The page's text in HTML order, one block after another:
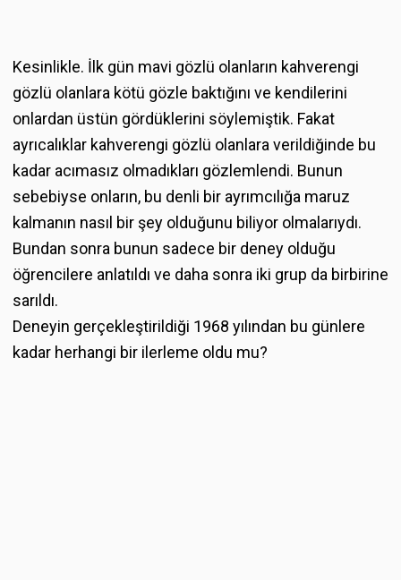
Kesinlikle. İlk gün mavi gözlü olanların kahverengi
gözlü olanlara kötü gözle baktığını ve kendilerini
onlardan üstün gördüklerini söylemiştik. Fakat
ayrıcalıklar kahverengi gözlü olanlara verildiğinde bu
kadar acımasız olmadıkları gözlemlendi. Bunun
sebebiyse onların, bu denli bir ayrımcılığa maruz
kalmanın nasıl bir şey olduğunu biliyor olmalarıydı.
Bundan sonra bunun sadece bir deney olduğu
öğrencilere anlatıldı ve daha sonra iki grup da birbirine
sarıldı.
Deneyin gerçekleştirildiği 1968 yılından bu günlere
kadar herhangi bir ilerleme oldu mu?